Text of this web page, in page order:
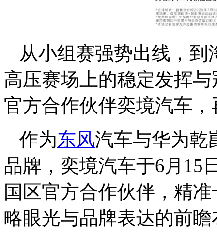
从小组赛强势出线，
高压赛场上的稳定发挥
官方合作伙伴奕境汽车
作为东风汽车与华为乾
品牌，奕境汽车于6月15
国区官方合作伙伴，精
略眼光与品牌表达的前瞻